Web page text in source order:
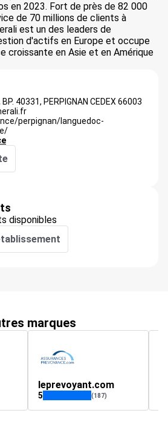
en 2023. Fort de près de 82 000
de 70 millions de clients à
est un des leaders de
d'actifs en Europe et occupe
croissante en Asie et en Amérique
BP. 40331, PERPIGNAN CEDEX 66003
perpignan/languedoc-
disponibles
marques
leprevoyant.com
5 (187)